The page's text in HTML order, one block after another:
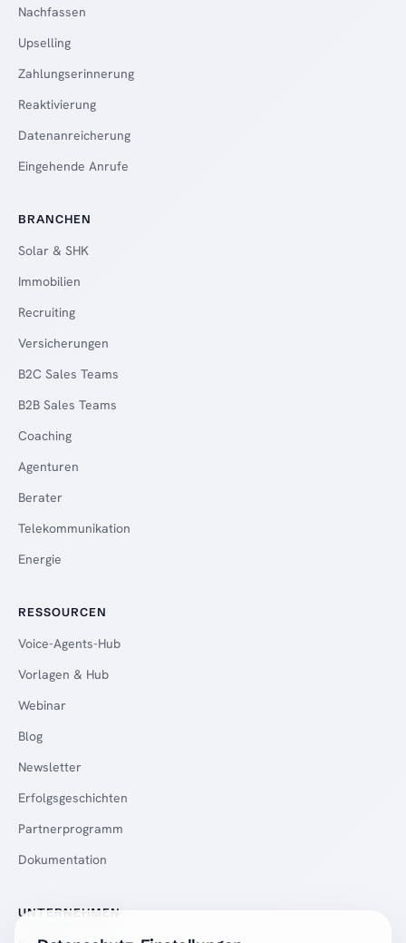
Nachfassen
Upselling
Zahlungserinnerung
Reaktivierung
Datenanreicherung
Eingehende Anrufe
BRANCHEN
Solar & SHK
Immobilien
Recruiting
Versicherungen
B2C Sales Teams
B2B Sales Teams
Coaching
Agenturen
Berater
Telekommunikation
Energie
RESSOURCEN
Voice-Agents-Hub
Vorlagen & Hub
Webinar
Blog
Newsletter
Erfolgsgeschichten
Partnerprogramm
Dokumentation
UNTERNEHMEN